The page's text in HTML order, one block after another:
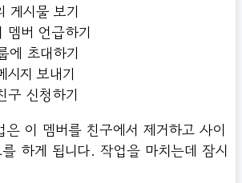
게시물 보기
멤버 언급하기
에 초대하기
시지 보내기
구 신청하기
은 이 멤버를 친구에서 제거하고 사이
하게 됩니다. 작업을 마치는데 잠시